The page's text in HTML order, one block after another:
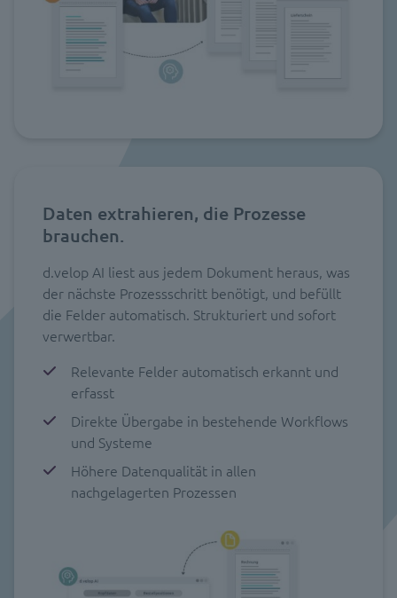
Daten extrahieren, die Prozesse
brauchen.
d.velop AI liest aus jedem Dokument heraus, was
der nächste Prozessschritt benötigt, und befüllt
die Felder automatisch. Strukturiert und sofort
verwertbar.
Relevante Felder automatisch erkannt und
erfasst
Direkte Übergabe in bestehende Workflows
und Systeme
Höhere Datenqualität in allen
nachgelagerten Prozessen